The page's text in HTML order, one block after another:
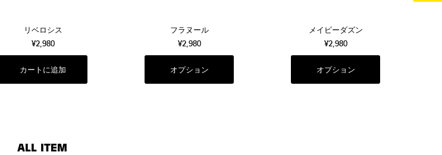
リベロシス
¥2,980
フラヌール
¥2,980
オプション
メイビーダズン
¥2,980
オプション
ALL ITEM